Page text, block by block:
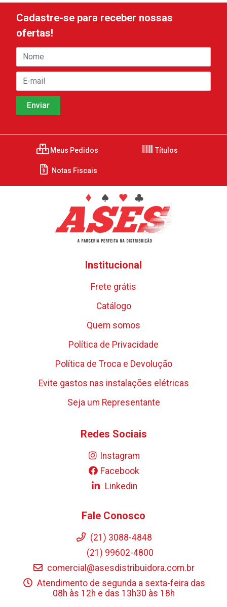
Cadastre-se para receber nossas
ofertas!
Meus Pedidos Títulos
Notas Fiscais
Institucional
Frete grátis
Catálogo
Quem somos
Política de Privacidade
Política de Troca e Devolução
Evite gastos nas instalações elétricas
Seja um Representante
Redes Sociais
Instagram
Facebook
Linkedin
Fale Conosco
(21) 3088-4848
(21) 99602-4800
comercial@asesdistribuidora.com.br
Atendimento de segunda a sexta-feira das
08h às 12h e das 13h30 às 18h